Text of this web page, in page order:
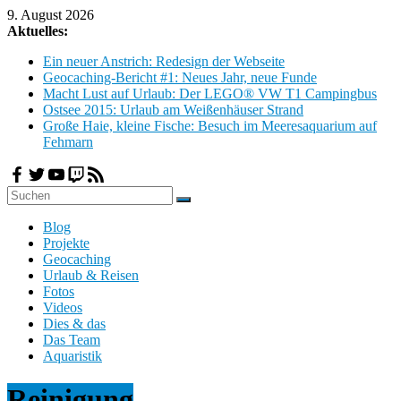
Zum
Inhalt
9. August 2026
Aktuelles:
Ein neuer Anstrich: Redesign der Webseite
Geocaching-Bericht #1: Neues Jahr, neue Funde
Macht Lust auf Urlaub: Der LEGO® VW T1 Campingbus
Ostsee 2015: Urlaub am Weißenhäuser Strand
Große Haie, kleine Fische: Besuch im Meeresaquarium auf
Fehmarn
H
d
Blog
Projekte
Geocaching
Urlaub & Reisen
Fotos
Videos
Dies & das
Das Team
Aquaristik